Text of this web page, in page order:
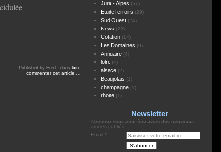
Published by Fred -dans loire
commenter cet article
Jura - Alpes (57)
EtudeTerroirs (29)
Sud Ouest(24)
News (22)
Cotation(14)
Les Domaines (9)
Annuaire(4)
loire(4)
alsace(2)
Beaujolais (1)
champagne(1)
rhone(1)
Newsletter
Abonnez-vous pour être averti des nouveaux
articles publiés.
Email